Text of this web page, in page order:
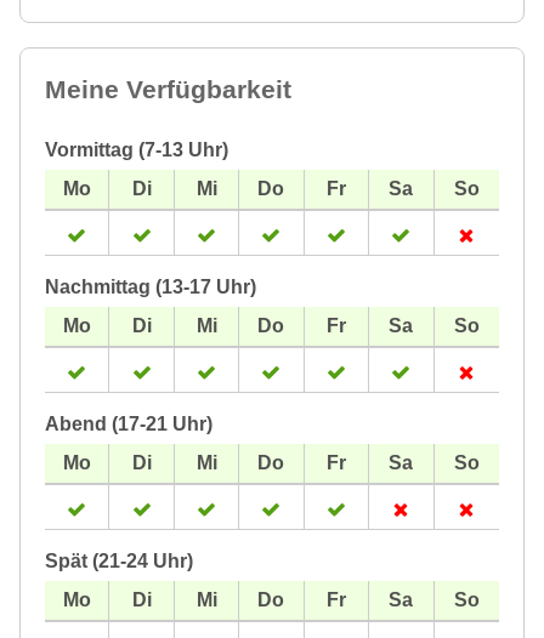
Meine Verfügbarkeit
Vormittag (7-13 Uhr)
Nachmittag (13-17 Uhr)
Abend (17-21 Uhr)
Spät (21-24 Uhr)